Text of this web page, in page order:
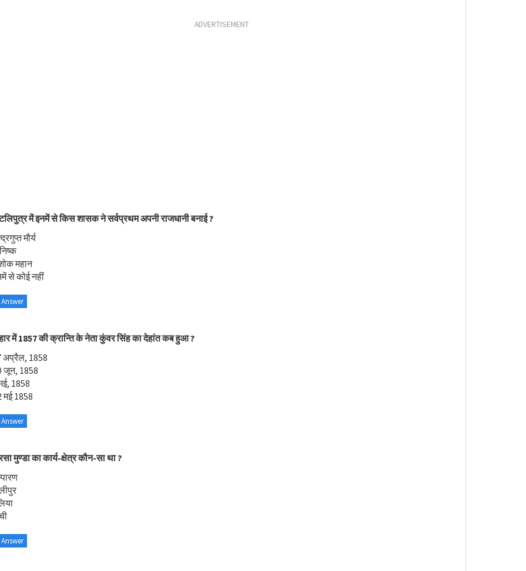
ADVERTISEMENT
में इनमें से किस शासक ने सर्वप्रथम अपनी राजधानी बनाई ?
मौर्य
महान
से कोई नहीं
में 1857 की क्रान्ति के नेता कुंवर सिंह का देहांत कब हुआ ?
अप्रैल, 1858
जून, 1858
1858
मई 1858
मुण्डा का कार्य-क्षेत्र कौन-सा था ?